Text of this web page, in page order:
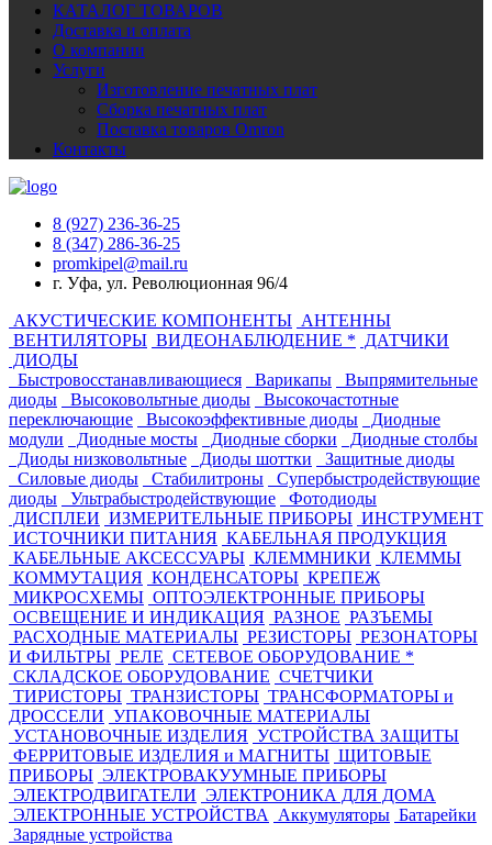
КАТАЛОГ ТОВАРОВ
Доставка и оплата
О компании
Услуги
Изготовление печатных плат
Сборка печатных плат
Поставка товаров Omron
Контакты
8 (927) 236-36-25
8 (347) 286-36-25
promkipel@mail.ru
г. Уфа, ул. Революционная 96/4
АКУСТИЧЕСКИЕ КОМПОНЕНТЫ АНТЕННЫ
ВЕНТИЛЯТОРЫ ВИДЕОНАБЛЮДЕНИЕ * ДАТЧИКИ
ДИОДЫ
Быстровосстанавливающиеся
Варикапы
Выпрямительные
диоды
Высоковольтные диоды
Высокочастотные
переключающие
Высокоэффективные диоды
Диодные
модули
Диодные мосты Диодные сборки
Диодные столбы
Диоды низковольтные
Диоды шоттки
Защитные диоды
Силовые диоды
Стабилитроны
Супербыстродействующие
диоды
Ультрабыстродействующие
Фотодиоды
ДИСПЛЕИ ИЗМЕРИТЕЛЬНЫЕ ПРИБОРЫ ИНСТРУМЕНТ
ИСТОЧНИКИ ПИТАНИЯ КАБЕЛЬНАЯ ПРОДУКЦИЯ
КАБЕЛЬНЫЕ АКСЕССУАРЫ КЛЕММНИКИ КЛЕММЫ
КОММУТАЦИЯ КОНДЕНСАТОРЫ КРЕПЕЖ
МИКРОСХЕМЫ ОПТОЭЛЕКТРОННЫЕ ПРИБОРЫ
ОСВЕЩЕНИЕ И ИНДИКАЦИЯ РАЗНОЕ РАЗЪЕМЫ
РАСХОДНЫЕ МАТЕРИАЛЫ РЕЗИСТОРЫ РЕЗОНАТОРЫ
И ФИЛЬТРЫ РЕЛЕ СЕТЕВОЕ ОБОРУДОВАНИЕ *
СКЛАДСКОЕ ОБОРУДОВАНИЕ СЧЕТЧИКИ
ТИРИСТОРЫ ТРАНЗИСТОРЫ ТРАНСФОРМАТОРЫ и
ДРОССЕЛИ УПАКОВОЧНЫЕ МАТЕРИАЛЫ
УСТАНОВОЧНЫЕ ИЗДЕЛИЯ УСТРОЙСТВА ЗАЩИТЫ
ФЕРРИТОВЫЕ ИЗДЕЛИЯ и МАГНИТЫ ЩИТОВЫЕ
ПРИБОРЫ ЭЛЕКТРОВАКУУМНЫЕ ПРИБОРЫ
ЭЛЕКТРОДВИГАТЕЛИ ЭЛЕКТРОНИКА ДЛЯ ДОМА
ЭЛЕКТРОННЫЕ УСТРОЙСТВА
Аккумуляторы Батарейки
Зарядные устройства